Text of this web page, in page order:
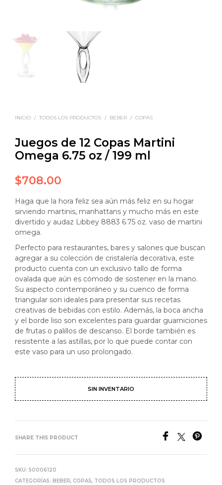
INICIO / TODOS LOS PRODUCTOS / BEBER / COPAS
Juegos de 12 Copas Martini
Omega 6.75 oz / 199 ml
$708.00
Haga que la hora feliz sea aún más feliz en su hogar
sirviendo martinis, manhattans y mucho más en este
divertido y audaz Libbey 8883 6.75 oz. vaso de martini
omega.
Perfecto para restaurantes, bares y salones que buscan
agregar a su colección de cristalería decorativa, este
producto cuenta con un exclusivo tallo de forma
ovalada que aún es cómodo de sostener en la mano.
Su aspecto contemporáneo y su cuenco de forma
triangular son ideales para presentar sus recetas
creativas de bebidas con estilo. Además, la boca ancha
y el borde liso son excelentes para guardar guarniciones
de frutas o palillos de descanso. El borde también es
resistente a las astillas, por lo que puede contar con
este vaso para un uso prolongado.
SIN INVENTARIO
SHARE THIS PRODUCT
SKU: 50006120
CATEGORÍAS: BEBER, COPAS, TODOS LOS PRODUCTOS